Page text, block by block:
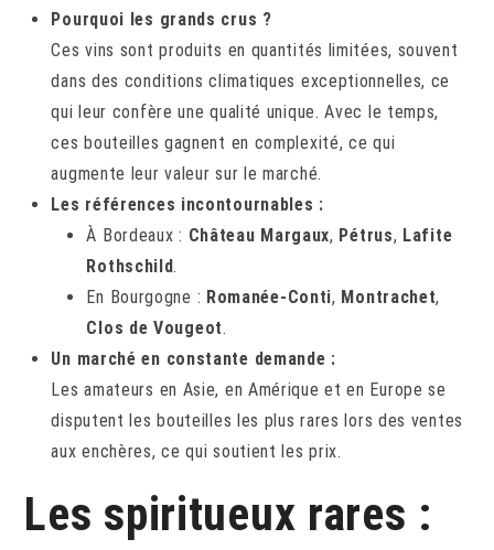
Pourquoi les grands crus ?
Ces vins sont produits en quantités limitées, souvent
dans des conditions climatiques exceptionnelles, ce
qui leur confère une qualité unique. Avec le temps,
ces bouteilles gagnent en complexité, ce qui
augmente leur valeur sur le marché.
Les références incontournables :
À Bordeaux : Château Margaux, Pétrus, Lafite
Rothschild.
En Bourgogne : Romanée-Conti, Montrachet,
Clos de Vougeot.
Un marché en constante demande :
Les amateurs en Asie, en Amérique et en Europe se
disputent les bouteilles les plus rares lors des ventes
aux enchères, ce qui soutient les prix.
Les spiritueux rares :